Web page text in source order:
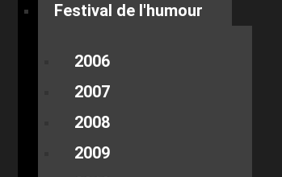
Festival de l'humour
2006
2007
2008
2009